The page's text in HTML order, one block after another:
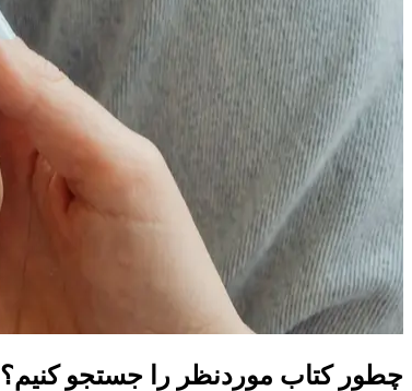
چطور کتاب موردنظر را جستجو کنیم؟